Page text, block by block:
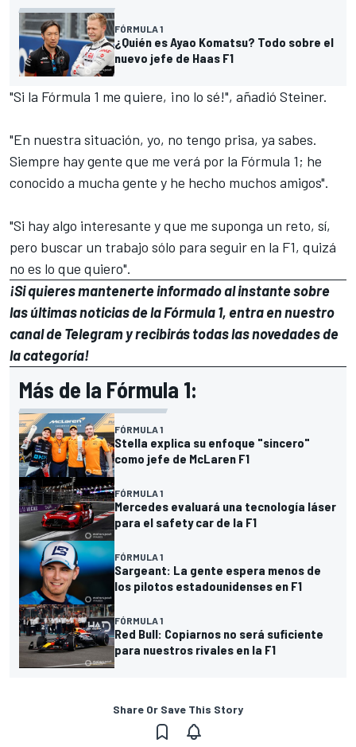
FÓRMULA 1
¿Quién es Ayao Komatsu? Todo sobre el
nuevo jefe de Haas F1
"Si la Fórmula 1 me quiere, ¡no lo sé!", añadió Steiner.
"En nuestra situación, yo, no tengo prisa, ya sabes.
Siempre hay gente que me verá por la Fórmula 1; he
conocido a mucha gente y he hecho muchos amigos".
"Si hay algo interesante y que me suponga un reto, sí,
pero buscar un trabajo sólo para seguir en la F1, quizá
no es lo que quiero".
¡Si quieres mantenerte informado al instante sobre
las últimas noticias de la Fórmula 1, entra ennuestro
canal de Telegramy recibirás todas las novedades de
la categoría!
Más de la Fórmula 1:
FÓRMULA 1
Stella explica su enfoque "sincero"
como jefe de McLaren F1
FÓRMULA 1
Mercedes evaluará una tecnología láser
para el safety car de la F1
FÓRMULA 1
Sargeant: La gente espera menos de
los pilotos estadounidenses en F1
FÓRMULA 1
Red Bull: Copiarnos no será suficiente
para nuestros rivales en la F1
Share Or Save This Story